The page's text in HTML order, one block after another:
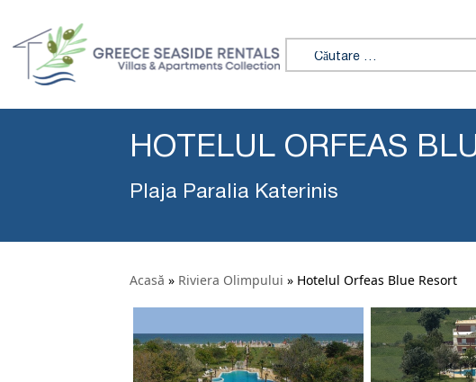
Caută:
HOTELUL ORFEAS
Plaja Paralia Katerinis
Acasă » Riviera Olimpului » Hotelul Orfeas Blue Resort